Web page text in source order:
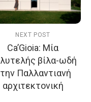
NEXT POST
Ca’Gioia: Μία
βίλα-ωδή
Παλλαντιανή
αρχιτεκτονική